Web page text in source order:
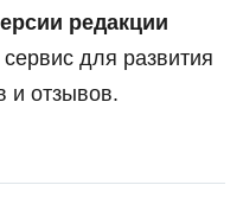
редакции
для развития
и отзывов.